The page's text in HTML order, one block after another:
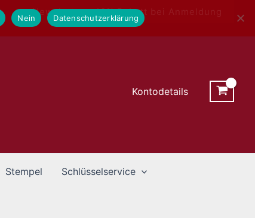
Newsletter - 10% Rabatt bei Anmeldung
Kontodetails
Stempel Schlüsselservice
Nein Datenschutzerklärung